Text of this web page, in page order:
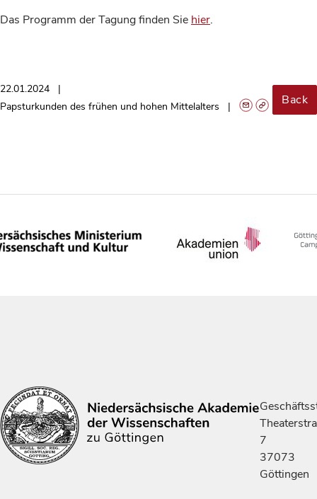
Das Programm der Tagung finden Sie hier.
22.01.2024
Papsturkunden des frühen und hohen Mittelalters
Back
7
37073
Göttingen